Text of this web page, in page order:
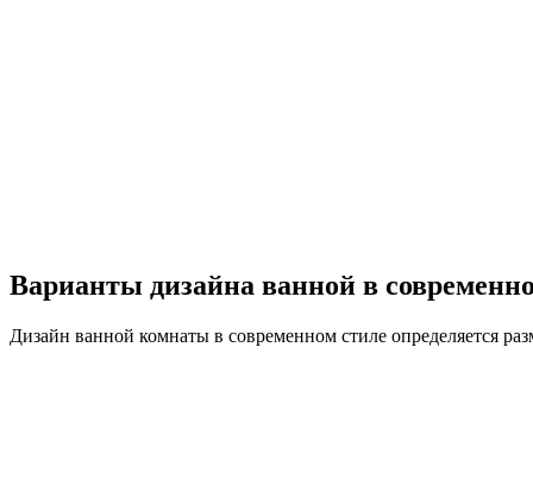
Варианты дизайна ванной в
Дизайн ванной комнаты в современном стиле определяется